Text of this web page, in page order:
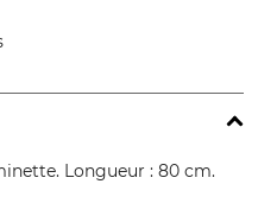
Longueur : 80 cm.